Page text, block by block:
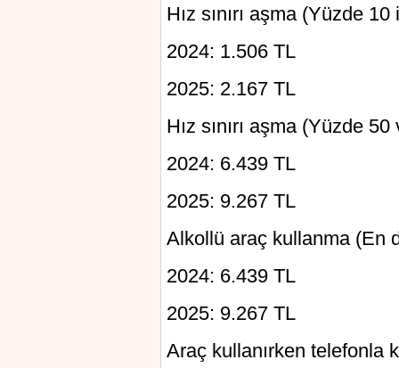
Hız sınırı aşma (Yüzde
2024: 1.506 TL
2025: 2.167 TL
Hız sınırı aşma (Yüzde
2024: 6.439 TL
2025: 9.267 TL
Alkollü araç kullanma (En
2024: 6.439 TL
2025: 9.267 TL
Araç kullanırken telefonla